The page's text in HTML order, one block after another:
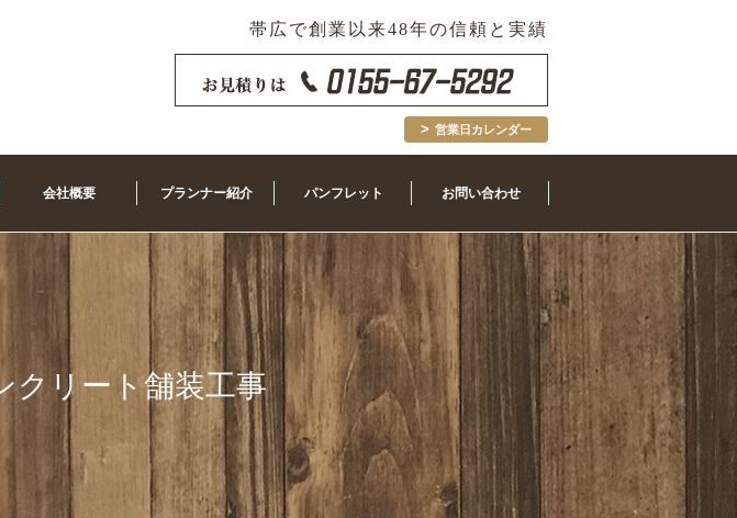
帯広で創業以来48年の信頼と実績
営業日カレンダー
会社概要 プランナー紹介 パンフレット お問い合わせ
クリート舗装工事